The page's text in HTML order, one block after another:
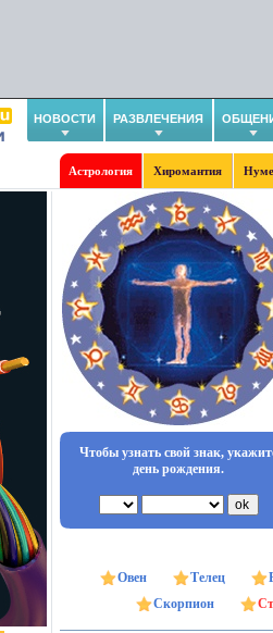
НОВОСТИ РАЗВЛЕЧЕНИЯ
Астрология Хиромантия
Чтобы узнать свой знак,
день рождения.
Овен Телец
Скорпион